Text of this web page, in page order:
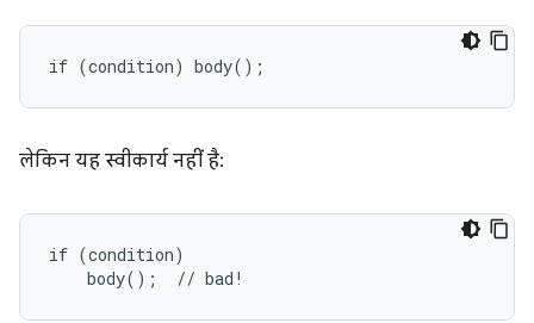
if (condition) body();
लेकिन यह स्वीकार्य नहीं है:
if (condition)
    body();  // bad!